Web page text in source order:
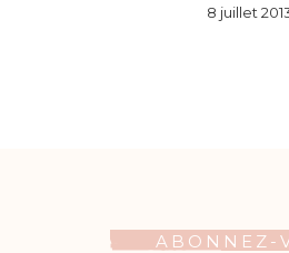
8 juillet
ABONNEZ-